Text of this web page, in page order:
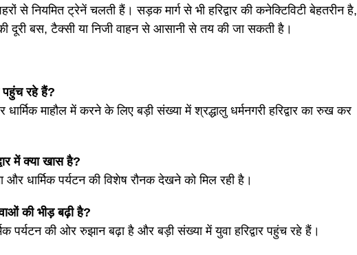
से नियमित ट्रेनें चलती हैं। सड़क मार्ग से भी हरिद्वार की कनेक्टिविटी बेहतरीन है,
दूरी बस, टैक्सी या निजी वाहन से आसानी से तय की जा सकती है।
पहुंच रहे हैं?
माहौल में करने के लिए बड़ी संख्या में श्रद्धालु धर्मनगरी हरिद्वार का रुख कर
में क्या खास है?
और धार्मिक पर्यटन की विशेष रौनक देखने को मिल रही है।
की भीड़ बढ़ी है?
पर्यटन की ओर रुझान बढ़ा है और बड़ी संख्या में युवा हरिद्वार पहुंच रहे हैं।